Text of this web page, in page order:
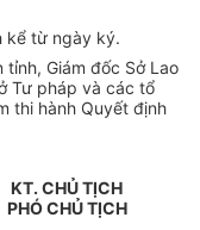
kể từ ngày ký.
tỉnh, Giám đốc Sở Lao
Tư pháp và các tổ
thi hành Quyết định
KT. CHỦ TỊCH
PHÓ CHỦ TỊCH